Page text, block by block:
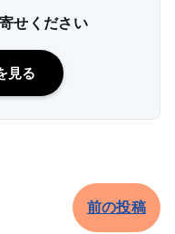
せください
見る
前の投稿